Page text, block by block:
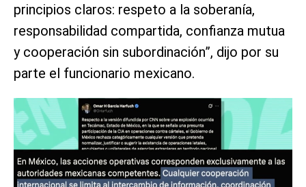
principios claros: respeto a la soberanía,
responsabilidad compartida, confianza mutua
y cooperación sin subordinación”, dijo por su
parte el funcionario mexicano.